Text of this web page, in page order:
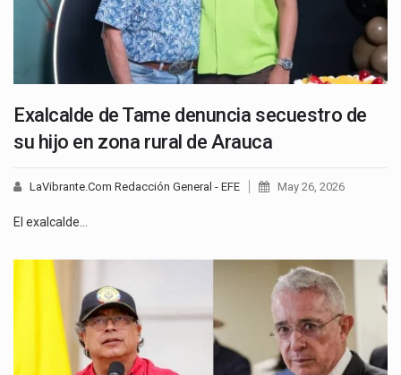
Exalcalde de Tame denuncia secuestro de
su hijo en zona rural de Arauca
LaVibrante.Com Redacción General - EFE May 26, 2026
El exalcalde…